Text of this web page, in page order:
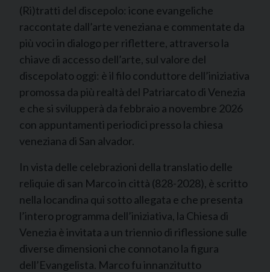
(Ri)tratti del discepolo: icone evangeliche
raccontate dall’arte veneziana e commentate da
più voci in dialogo per riflettere, attraverso la
chiave di accesso dell’arte, sul valore del
discepolato oggi: è il filo conduttore dell’iniziativa
promossa da più realtà del Patriarcato di Venezia
e che si svilupperà da febbraio a novembre 2026
con appuntamenti periodici presso la chiesa
veneziana di San alvador.
In vista delle celebrazioni della translatio delle
reliquie di san Marco in città (828-2028), è scritto
nella locandina qui sotto allegata e che presenta
l’intero programma dell’iniziativa, la Chiesa di
Venezia è invitata a un triennio di riflessione sulle
diverse dimensioni che connotano la figura
dell’Evangelista. Marco fu innanzitutto